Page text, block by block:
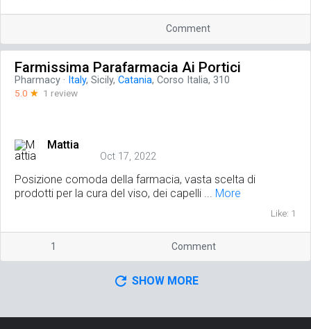
Comment
Farmissima Parafarmacia Ai Portici
Pharmacy · Italy, Sicily, Catania, Corso Italia, 310
5.0 ☆ 1 review
Mattia
Oct 17, 2022
Posizione comoda della farmacia, vasta scelta di
prodotti per la cura del viso, dei capelli ... More
Like: 1
1 Comment
SHOW MORE